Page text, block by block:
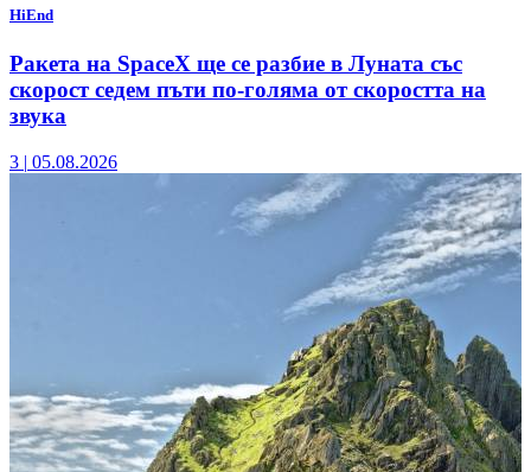
HiEnd
Ракета на SpaceX ще се разбие в Луната със
скорост седем пъти по-голяма от скоростта на
звука
3 | 05.08.2026